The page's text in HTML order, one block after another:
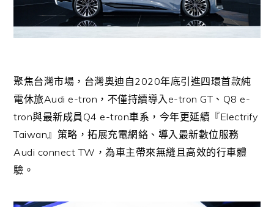
聚焦台灣市場，台灣奧迪自2020年底引進四環首款純
電休旅Audi e-tron ，不僅持續導入 e-tron GT 、 Q8 e-
tron與最新成員 Q4 e-tron車系，今年更延續『Electrify
Taiwan 』策略，拓展充電網絡、導入最新數位服務
Audi connect TW ，為車主帶來無縫且高效的行車體
驗。